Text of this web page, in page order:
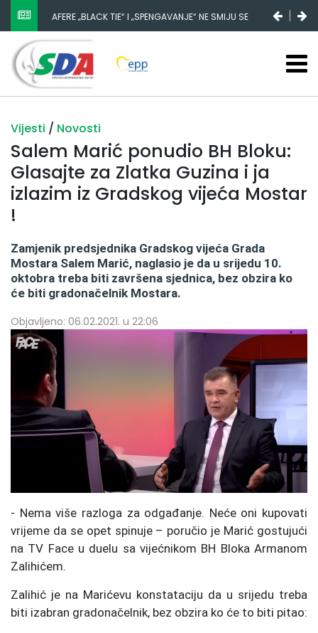
AFERE „BLACK TIE“ I „SPENGAVANJE“ NE SMIJU SE
ZATAŠKATI
NESTANAK 780.000 EURA IZ IGMANA NE MOŽE BITI
SLUČAJNI PREVID, ODGOVORNOST MORAJU SNOSITI
VLADA FBIH I NJENI KADROVI
Vijesti / Novosti
Salem Marić ponudio BH Bloku:
Glasajte za Zlatka Guzina i ja
izlazim iz Gradskog vijeća Mostar
!
Zamjenik predsjednika Gradskog vijeća Grada
Mostara Salem Marić, naglasio je da u srijedu 10.
oktobra treba biti završena sjednica, bez obzira ko
će biti gradonačelnik Mostara.
Objavljeno: 06.02.2021. u 22:06
- Nema više razloga za odgađanje. Neće oni kupovati
vrijeme da se opet spinuje – poručio je Marić gostujući
na TV Face u duelu sa vijećnikom BH Bloka Armanom
Zalihićem.
Zalihić je na Marićevu konstataciju da u srijedu treba
biti izabran gradonačelnik, bez obzira ko će to biti pitao: